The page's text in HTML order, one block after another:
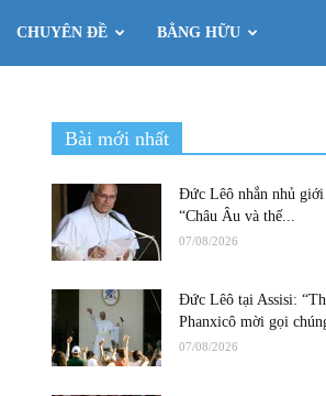
CHUYÊN ĐỀ BẰNG HỮU
Bài mới nhất
Đức Lêô nhắn nhủ giới
“Châu Âu và thế...
07/08/2026
Đức Lêô tại Assisi:
Phanxicô mời gọi
07/08/2026